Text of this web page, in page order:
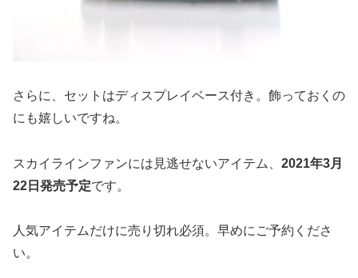
さらに、セットはディスプレイベース付き。飾っておくの
にも嬉しいですね。
スカイラインファンには見逃せないアイテム、 2021年3月
22日発売予定です。
人気アイテムだけに売り切れ必須。早めにご予約くださ
い。